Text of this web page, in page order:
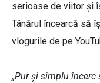
serioase de viitor și
Tânărul încearcă să
vlogurile de pe
„Pur și simplu